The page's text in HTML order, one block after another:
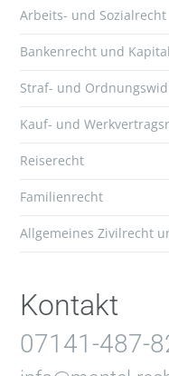
Arbeits- und Sozialrecht
Bankenrecht und
Straf- und
Kauf- und
Reiserecht
Familienrecht
Allgemeines Zivilrecht
Kontakt
07141-487-